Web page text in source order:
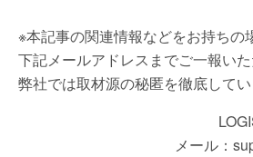
※本記事の関連情報などをお持ちの
下記メールアドレスまでご一報いた
弊社では取材源の秘匿を徹底してい
メール：